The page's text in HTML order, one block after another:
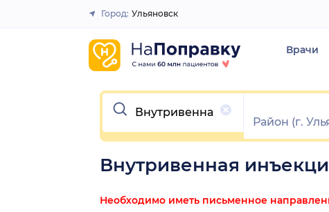
Закрыть
Город: Ульяновск
Врачи
Очистить
Внутривенная
Необходимо иметь письменное